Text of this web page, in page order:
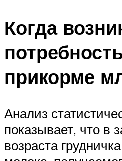
Когда
прикорме
Анализ
показывает, что в
возраста